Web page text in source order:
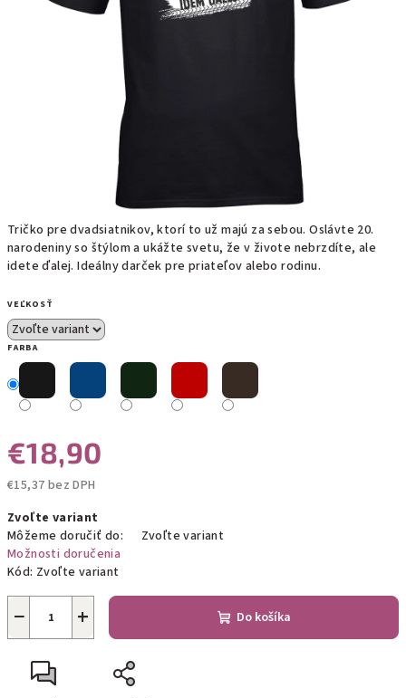
Tričko pre dvadsiatnikov, ktorí to už majú za sebou. Oslávte 20.
narodeniny so štýlom a ukážte svetu, že v živote nebrzdíte, ale
idete ďalej. Ideálny darček pre priateľov alebo rodinu.
VEĽKOSŤ
FARBA
€18,90
€15,37 bez DPH
cena:
Zvoľte variant
Môžeme doručiť do:
Zvoľte variant
Možnosti doručenia
Kód: Zvoľte variant
+
− Do košíka